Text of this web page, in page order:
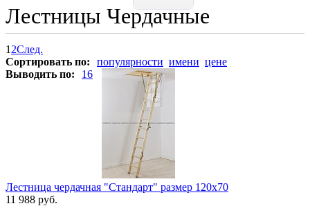
Лестницы Чердачные
1 2След.
Сортировать по:
популярности имени цене
Выводить по:
16
Лестница чердачная "Стандарт" размер 120х70
11 988 руб.